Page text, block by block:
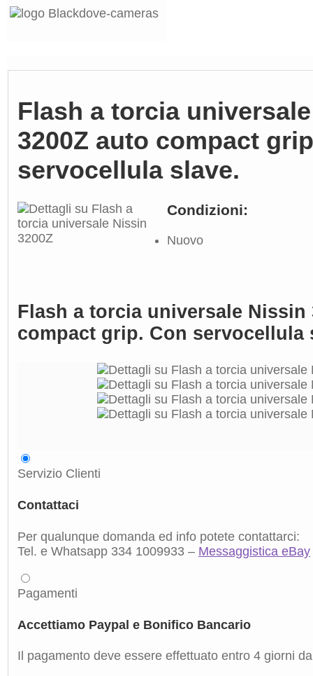
Flash a torcia
3200Z auto compact
servocellula slave.
Condizioni:
Nuovo
Flash a torcia universale Nissin
compact grip. Con servocellula
Servizio Clienti
Contattaci
Per qualunque domanda ed info potete contattarci:
Tel. e Whatsapp 334 1009933 – Messaggistica eBay
Pagamenti
Accettiamo Paypal e Bonifico Bancario
Il pagamento deve essere effettuato entro 4 giorni